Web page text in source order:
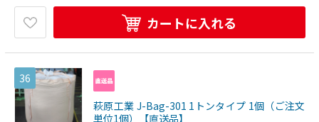
カートに入れる
36
萩原工業 J-Bag-301 1トンタイプ 1個（ご注文
単位1個）【直送品】